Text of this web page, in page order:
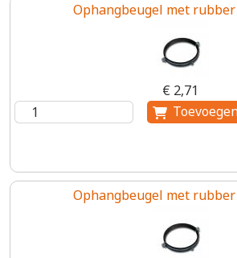
Ophangbeugel met
€ 2,71
Ophangbeugel met